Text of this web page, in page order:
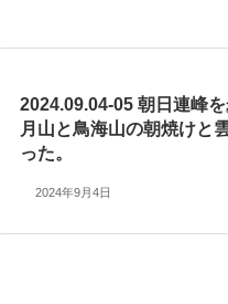
2024.09.04-05 朝日連
月山と鳥海山の朝焼けと
った。
2024年9月4日